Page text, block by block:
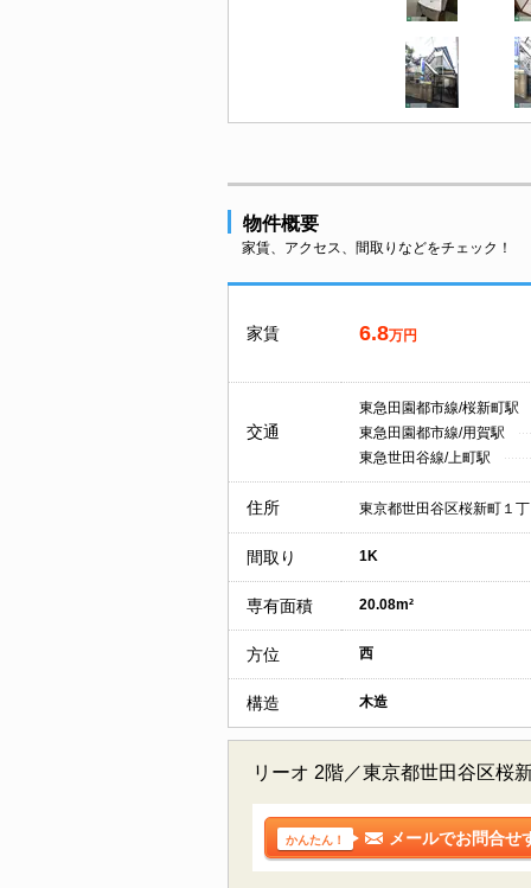
物件概要
家賃、アクセス、間取りなどをチェック！
家賃 6.8万円
交通
東急田園都市線/桜新町駅
東急田園都市線/用賀駅
東急世田谷線/上町駅
住所 東京都世田谷区桜新町１
間取り 1K
専有面積 20.08m²
方位 西
構造 木造
リーオ 2階／東京都世田谷区桜
かんたん！ メールでお問合せ